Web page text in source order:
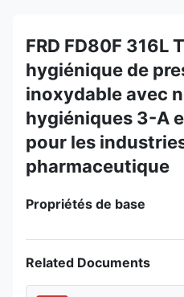
FRD FD80F 316L
hygiénique de
inoxydable avec
hygiéniques 3-A
pour les
pharmaceutique
Propriétés de base
Related Documents